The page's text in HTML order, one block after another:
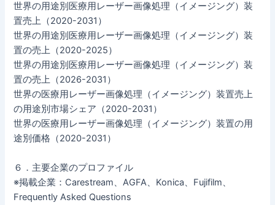
世界の用途別医療用レーザー画像処理（イメージング）装
置売上（2020-2031）
世界の用途別医療用レーザー画像処理（イメージング）装
置の売上（2020-2025）
世界の用途別医療用レーザー画像処理（イメージング）装
置の売上（2026-2031）
世界の医療用レーザー画像処理（イメージング）装置売上
の用途別市場シェア（2020-2031）
世界の医療用レーザー画像処理（イメージング）装置の用
途別価格（2020-2031）
６．主要企業のプロファイル
※掲載企業：Carestream、AGFA、Konica、Fujifilm、
Frequently Asked Questions